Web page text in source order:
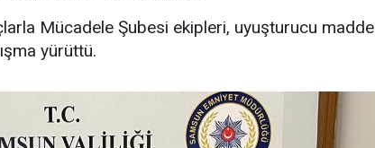
Mücadele Şubesi ekipleri, uyuşturucu madde
yürüttü.